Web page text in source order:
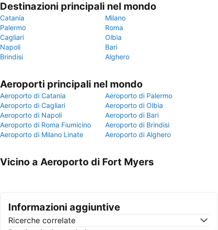
Destinazioni principali nel mondo
Catania
Milano
Palermo
Roma
Cagliari
Olbia
Napoli
Bari
Brindisi
Alghero
Aeroporti principali nel mondo
Aeroporto di Catania
Aeroporto di Palermo
Aeroporto di Cagliari
Aeroporto di Olbia
Aeroporto di Napoli
Aeroporto di Bari
Aeroporto di Roma Fiumicino
Aeroporto di Brindisi
Aeroporto di Milano Linate
Aeroporto di Alghero
Vicino a Aeroporto di Fort Myers
Informazioni aggiuntive
Ricerche correlate